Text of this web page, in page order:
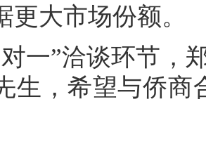
更大市场份额。
”洽谈环节，
生，希望与侨商